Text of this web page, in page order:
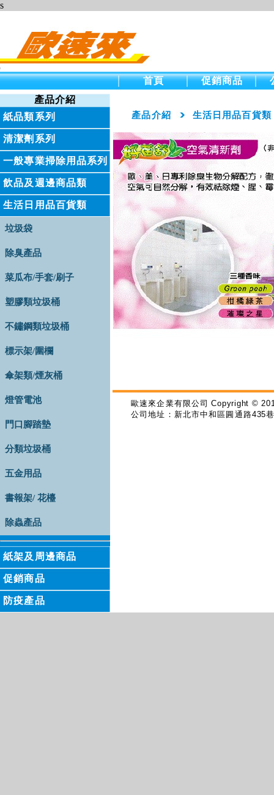
s
首頁 促銷商品
產品介紹
紙品類系列
清潔劑系列
一般專業掃除用品系列
飲品及週邊商品類
生活日用品百貨類
垃圾袋
除臭產品
菜瓜布/手套/刷子
塑膠類垃圾桶
不鏽鋼類垃圾桶
標示架/圍欄
傘架類/煙灰桶
燈管電池
門口腳踏墊
分類垃圾桶
五金用品
書報架/ 花檯
除蟲產品
紙架及周邊商品
促銷商品
防疫產品
產品介紹 生活日用品百貨類
歐速來企業有限公司Copyright ©
公司地址：新北市中和區圓通路435